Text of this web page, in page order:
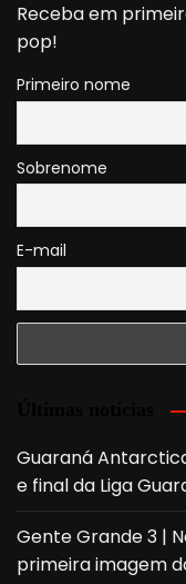
Receba em
pop!
Primeiro nome
Sobrenome
E-mail
Guaraná
e final da Liga
Gente Grande 3 |
primeira imagem